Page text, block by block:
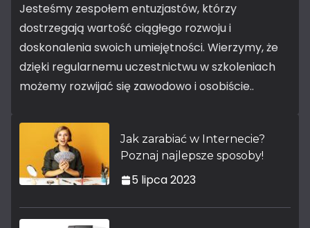
Jesteśmy zespołem entuzjastów, którzy
dostrzegają wartość ciągłego rozwoju i
doskonalenia swoich umiejętności. Wierzymy, że
dzięki regularnemu uczestnictwu w szkoleniach
możemy rozwijać się zawodowo i osobiście..
Jak zarabiać w Internecie?
Poznaj najlepsze sposoby!
5 lipca 2023